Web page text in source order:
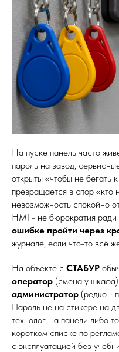
На пуске панель часто
пароль на завод,
открыты «чтобы не
превращается в спор «кто
невозможность спокойно
HMI - не бюрократия ради
ошибке пройти через
журнале, если что-то всё
На объекте с СТАБУР
оператор (смена у
администратор (редко -
Пароль не на стикере на
технолог, на панели либо
коротком списке по
с эксплуатацией без